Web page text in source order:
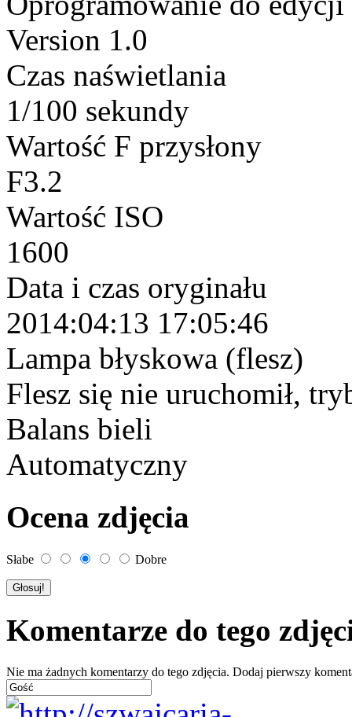
Version 1.0
Czas naświetlania
1/100 sekundy
Wartość F przysłony
F3.2
Wartość ISO
1600
Data i czas oryginału
2014:04:13 17:05:46
Lampa błyskowa (flesz)
Flesz się nie uruchomił,
Balans bieli
Automatyczny
Ocena zdjęcia
Słabe Dobre
Komentarze do tego
Nie ma żadnych komentarzy do tego zdjęcia. Dodaj pierwszy